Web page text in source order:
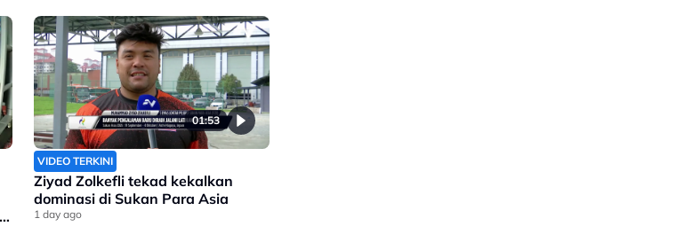
01:53
VIDEO TERKINI
Ziyad Zolkefli tekad kekalkan
dominasi di Sukan Para Asia
1 day ago